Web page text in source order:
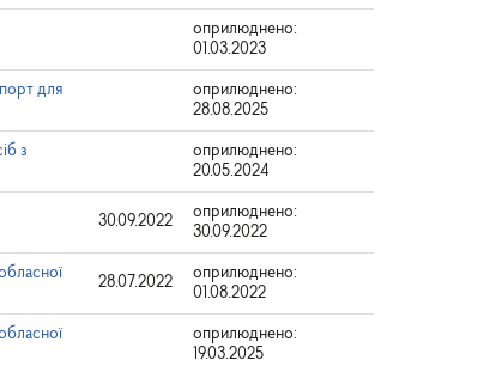
оприлюднено:
01.03.2023
для
оприлюднено:
28.08.2025
з
оприлюднено:
20.05.2024
30.09.2022
оприлюднено:
30.09.2022
28.07.2022
оприлюднено:
01.08.2022
оприлюднено:
19.03.2025